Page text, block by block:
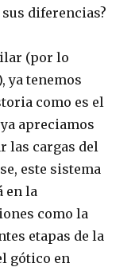
diferencias?
(por lo
ya tenemos
como es el
apreciamos
las cargas del
este sistema
en la
como la
etapas de la
gótico en